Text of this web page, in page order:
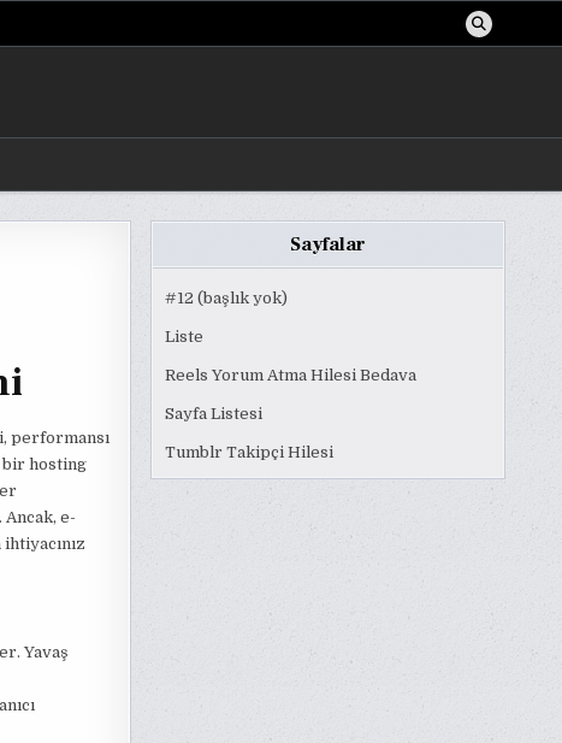
performansı
bir hosting
e-
Yavaş
Sayfalar
#12 (başlık yok)
Liste
Reels Yorum Atma Hilesi Bedava
Sayfa Listesi
Tumblr Takipçi Hilesi